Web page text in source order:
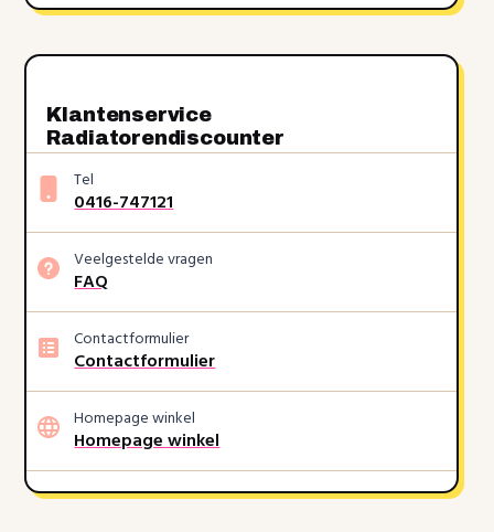
Klantenservice
Radiatorendiscounter
Tel
0416-747121
Veelgestelde vragen
FAQ
Contactformulier
Contactformulier
Homepage winkel
Homepage winkel